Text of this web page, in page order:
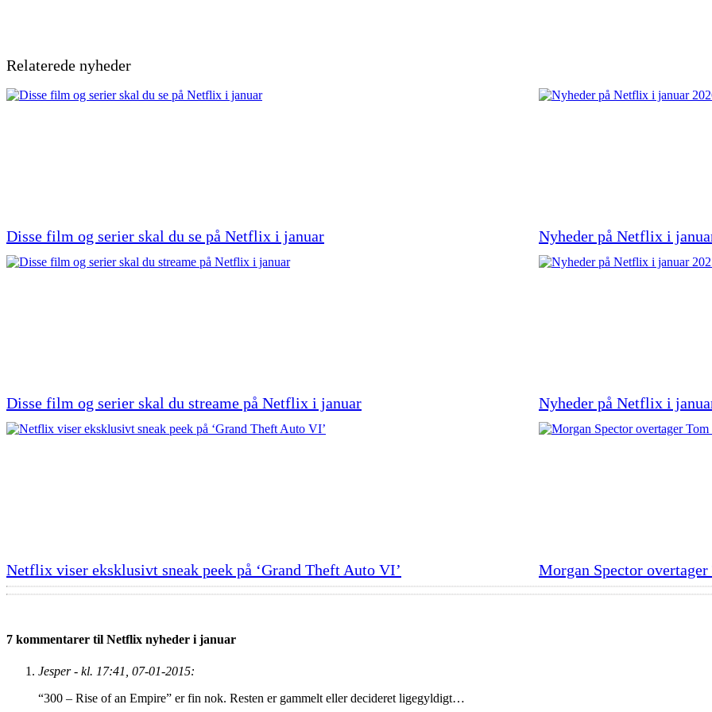
Relaterede nyheder
Disse film og serier skal du se på Netflix i januar Nyheder på Netflix i
Disse film og serier skal du streame på Netflix i januar Nyheder på Netflix i
Netflix viser eksklusivt sneak peek på ‘Grand Theft Auto VI’ Morgan Spector
7 kommentarer til Netflix nyheder i januar
Jesper - kl. 17:41, 07-01-2015:
“300 – Rise of an Empire” er fin nok. Resten er gammelt eller decideret ligegyldigt…